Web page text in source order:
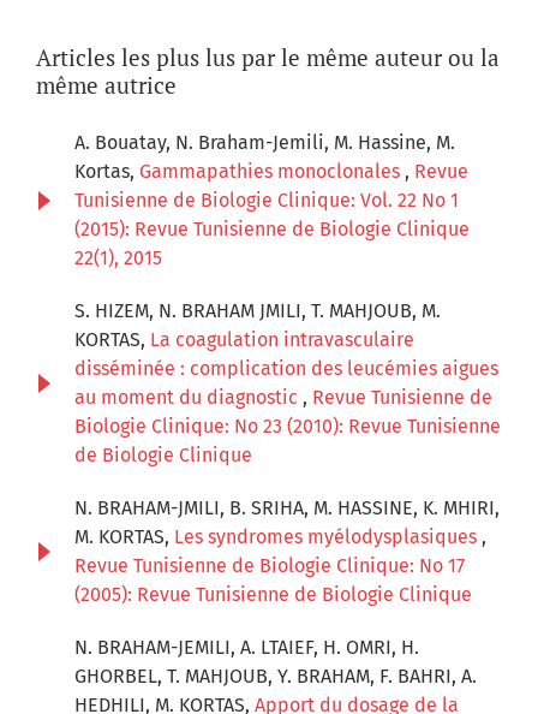
Articles les plus lus par le même auteur ou la
même autrice
A. Bouatay, N. Braham-Jemili, M. Hassine, M.
Kortas, Gammapathies monoclonales , Revue
Tunisienne de Biologie Clinique: Vol. 22 No 1
(2015): Revue Tunisienne de Biologie Clinique
22(1), 2015
S. HIZEM, N. BRAHAM JMILI, T. MAHJOUB, M.
KORTAS, La coagulation intravasculaire
disséminée : complication des leucémies aigues
au moment du diagnostic , Revue Tunisienne de
Biologie Clinique: No 23 (2010): Revue Tunisienne
de Biologie Clinique
N. BRAHAM-JMILI, B. SRIHA, M. HASSINE, K. MHIRI,
M. KORTAS, Les syndromes myélodysplasiques ,
Revue Tunisienne de Biologie Clinique: No 17
(2005): Revue Tunisienne de Biologie Clinique
N. BRAHAM-JEMILI, A. LTAIEF, H. OMRI, H.
GHORBEL, T. MAHJOUB, Y. BRAHAM, F. BAHRI, A.
HEDHILI, M. KORTAS, Apport du dosage de la